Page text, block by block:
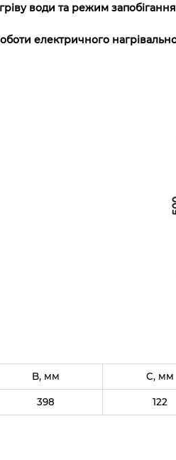
води та режим
електричного
B, мм C, мм
398 122